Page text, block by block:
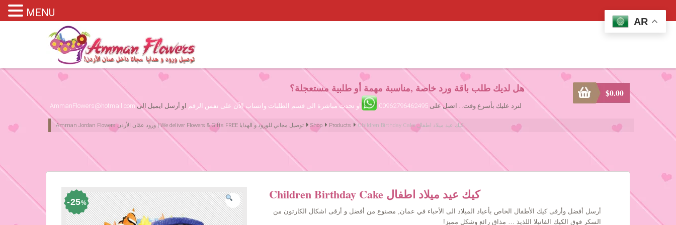
Please assign primary menu in wp-admin->Appearance->Menus
هل لديك طلب باقة ورد خاصة ,مناسبة مهمة أو طلبية مستعجلة؟
لنرد عليك بأسرع وقت... اتصل على 00962796462495 او تحدث مباشرة الى قسم الطلبات واتساب الآن على نفس الرقم او أرسل ايميل الى AmmanFlowers@hotmail.com
Amman Jordan Flowers ورود عمّان الأردن | We deliver Flowers & Gifts FREE توصيل مجاني للورود و الهدايا Shop Products Children Birthday Cake كيك عيد ميلاد اطفال
$0.00
25%
Children Birthday Cake كيك عيد ميلاد اطفال
أرسل أفضل وأرقى كيك الأطفال الخاص بأعياد الميلاد الى الأحباء في عمان, مصنوع من أفضل و أرقى اشكال الكارتون من
السكر فوق الكيك الفانيلا اللذيذ … مذاق رائع وشكل مميز!
AR
MENU